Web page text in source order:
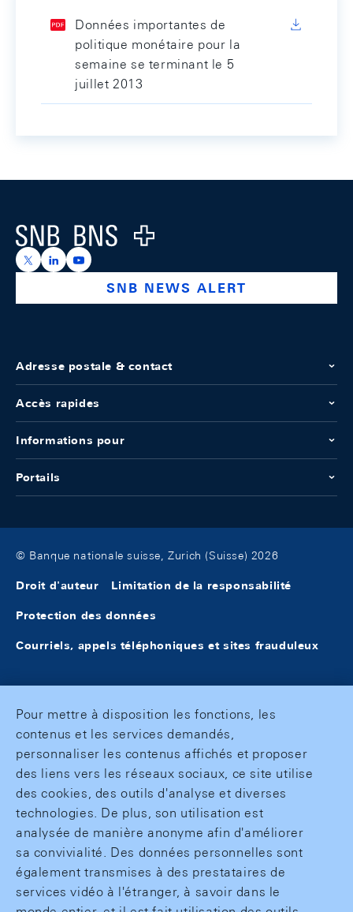
Données importantes de
politique monétaire pour la
semaine se terminant le 5
juillet 2013
Logo
https://x.com/snb_bns
https://ch.linkedin.com/company/swiss-national-
https://www.youtube.com/@swissnationalbank
SNB NEWS ALERT
Adresse postale & contact
Accès rapides
Informations pour
Portails
© Banque nationale suisse, Zurich (Suisse) 2026
Droit d'auteur Limitation de la responsabilité
Protection des données
Courriels, appels téléphoniques et sites frauduleux
Pour mettre à disposition les fonctions, les
contenus et les services demandés,
personnaliser les contenus affichés et proposer
des liens vers les réseaux sociaux, ce site utilise
des cookies, des outils d'analyse et diverses
technologies. De plus, son utilisation est
analysée de manière anonyme afin d'améliorer
sa convivialité. Des données personnelles sont
également transmises à des prestataires de
services vidéo à l'étranger, à savoir dans le